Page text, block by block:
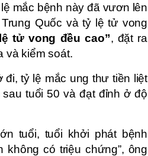
mắc bệnh này đã vươn lên
Quốc và tỷ lệ tử vong
tử vong đều cao”, đặt ra
và kiểm soát.
đi, tỷ lệ mắc ung thư tiền liệt
tuổi 50 và đạt đỉnh ở độ
tuổi, tuổi khởi phát bệnh
có triệu chứng”, ông